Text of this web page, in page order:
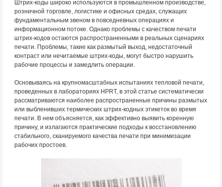
Штрих-коды широко используются в промышленном производстве,
розничной торговле, логистике и офисных средах, служащих
фундаментальным звеном в повседневных операциях и
информационном потоке. Однако проблемы с качеством печати
штрих-кодов остаются распространенными в реальных сценариях
печати. Проблемы, такие как размытый выход, недостаточный
контраст или нечитаемые штрих-коды, могут быстро нарушить
рабочие процессы и замедлить операции.
Основываясь на крупномасштабных испытаниях тепловой печати,
проведенных в лабораториях HPRT, в этой статье систематически
рассматриваются наиболее распространенные причины размытых
или выбленивших термических штрих-кодных этикеток во время
печати. В нем объясняется, как эффективно выявить коренную
причину, и излагаются практические подходы к восстановлению
стабильного, сканируемого качества печати при минимизации
рабочих простоев.